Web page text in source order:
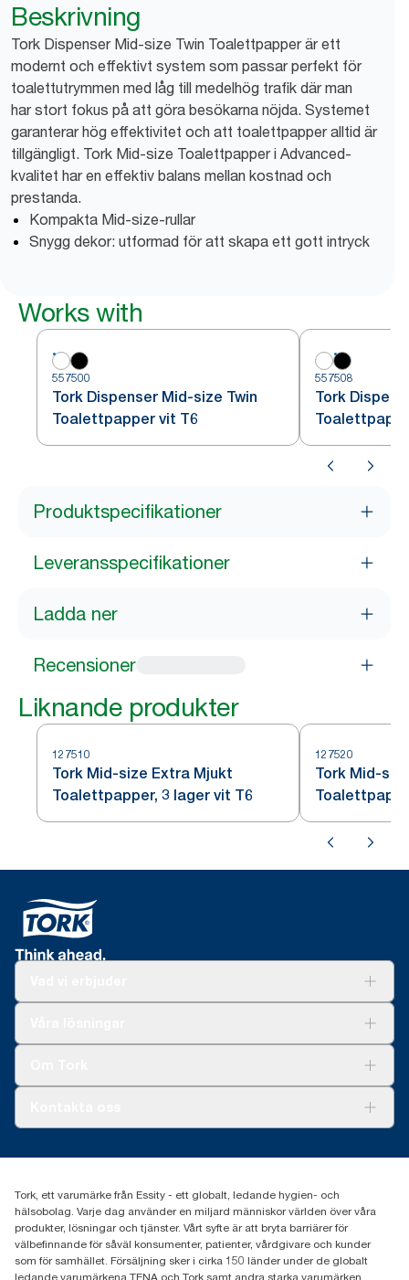
Beskrivning
Tork Dispenser Mid-size Twin Toalettpapper är ett
modernt och effektivt system som passar perfekt för
toalettutrymmen med låg till medelhög trafik där man
har stort fokus på att göra besökarna nöjda. Systemet
garanterar hög effektivitet och att toalettpapper alltid är
tillgängligt. Tork Mid-size Toalettpapper i Advanced-
kvalitet har en effektiv balans mellan kostnad och
prestanda.
Kompakta Mid-size-rullar
Snygg dekor: utformad för att skapa ett gott intryck
Works with
557500
Tork Dispenser Mid-size Twin
Toalettpapper vit T6
557508
Tork
Produktspecifikationer
Leveransspecifikationer
Ladda ner
Recensioner
Liknande produkter
127510
Tork Mid-size Extra Mjukt
Toalettpapper, 3 lager vit T6
127520
Tork Mid-
031-746 17 00
Tork, ett varumärke från Essity - ett globalt, ledande hygien- och
hälsobolag. Varje dag använder en miljard människor världen över våra
produkter, lösningar och tjänster. Vårt syfte är att bryta barriärer för
välbefinnande för såväl konsumenter, patienter, vårdgivare och kunder
som för samhället. Försäljning sker i cirka 150 länder under de globalt
ledande varumärkena TENA och Tork samt andra starka varumärken